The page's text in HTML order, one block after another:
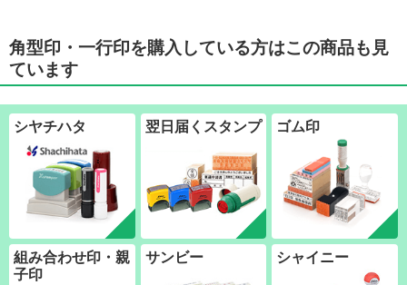
角型印・一行印を購入している方はこの商品も見
ています
シヤチハタ 翌日届くスタンプ ゴム印
組み合わせ印・親
子印
サンビー シャイニー